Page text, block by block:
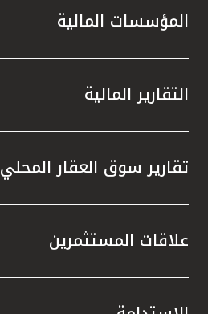
المؤسسات المالية
التقارير المالية
تقارير سوق العقار المحلي
علاقات المستثمرين